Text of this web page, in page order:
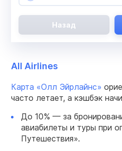
Назад
All Airlines
Карта «Олл Эйрлайнс»
часто летает, а кэшбэк
До 10% — за
авиабилеты и туры при
Путешествия».